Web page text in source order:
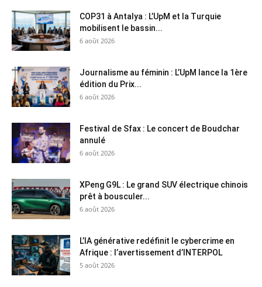
COP31 à Antalya : L’UpM et la Turquie
mobilisent le bassin...
6 août 2026
Journalisme au féminin : L’UpM lance la 1ère
édition du Prix...
6 août 2026
Festival de Sfax : Le concert de Boudchar
annulé
6 août 2026
XPeng G9L : Le grand SUV électrique chinois
prêt à bousculer...
6 août 2026
L’IA générative redéfinit le cybercrime en
Afrique : l’avertissement d’INTERPOL
5 août 2026